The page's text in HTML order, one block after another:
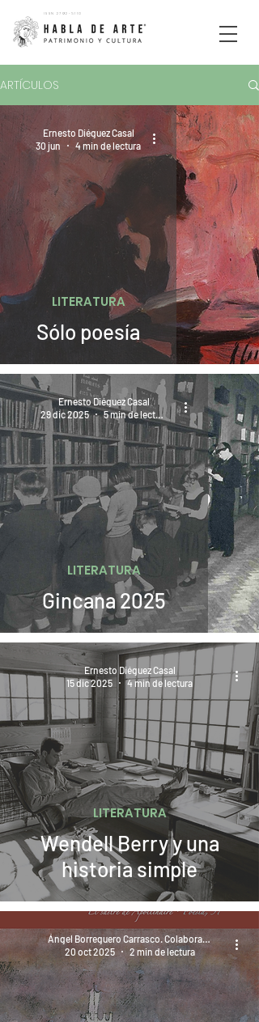
ISSN 2792-5110
ARTÍCULOS
Sólo poesía
LITERATURA
Ernesto Diéguez Casal
30 jun
4 min de lectura
Gincana 2025
LITERATURA
Ernesto Diéguez Casal
29 dic 2025
5 min de lectura
Wendell Berry y una
historia simple
LITERATURA
Ernesto Diéguez Casal
15 dic 2025
4 min de lectura
Ángel Borreguero Carrasco. Colaborador
20 oct 2025
2 min de lectura